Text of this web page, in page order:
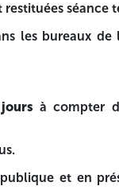
en Gestion-
séance
les bureaux de
à compter
et en